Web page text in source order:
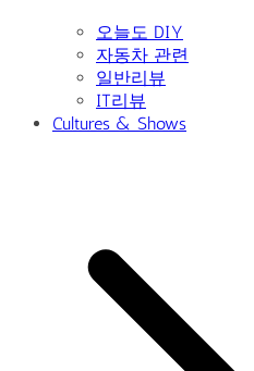
오늘도 DIY
자동차 관련
일반리뷰
IT리뷰
Cultures & Shows